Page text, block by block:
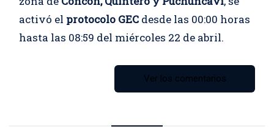
activó el protocolo GEC desde las 00:00 horas
hasta las 08:59 del miércoles 22 de abril.
Ver los comentarios